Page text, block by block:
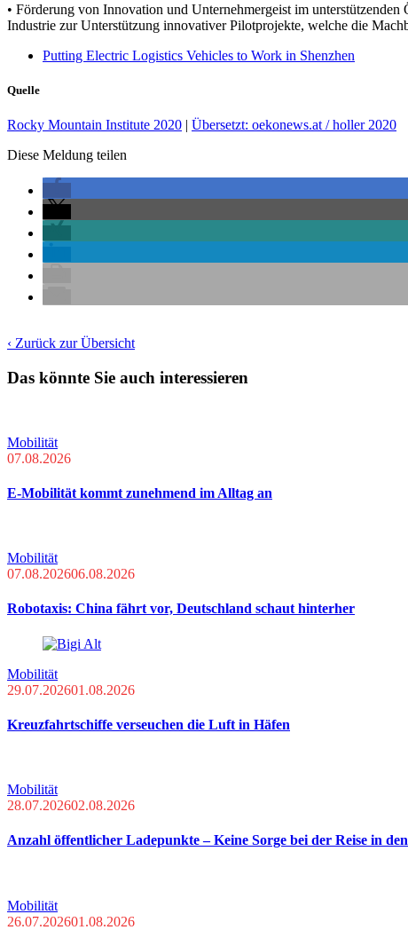
• Förderung von Innovation und Unternehmergeist im
Industrie zur Unterstützung innovativer Pilotprojekte, welche die
Putting Electric Logistics Vehicles to Work in Shenzhen
Quelle
Rocky Mountain Institute 2020 | Übersetzt: oekonews.at / holler 2020
Diese Meldung teilen
‹ Zurück zur Übersicht
Das könnte Sie auch interessieren
Mobilität
07.08.2026
E-Mobilität kommt zunehmend im Alltag an
Mobilität
07.08.202606.08.2026
Robotaxis: China fährt vor, Deutschland schaut hinterher
Mobilität
29.07.202601.08.2026
Kreuzfahrtschiffe verseuchen die Luft in Häfen
Mobilität
28.07.202602.08.2026
Anzahl öffentlicher Ladepunkte – Keine Sorge bei der Reise in
Mobilität
26.07.202601.08.2026